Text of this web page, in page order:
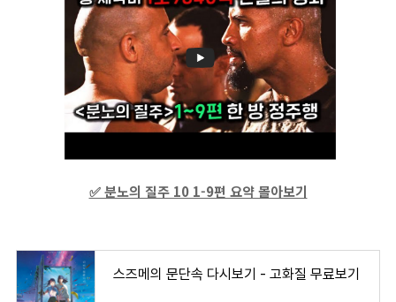
✅ 분노의 질주 10 1-9편 요약 몰아보기
스즈메의 문단속 다시보기 - 고화질 무료보기